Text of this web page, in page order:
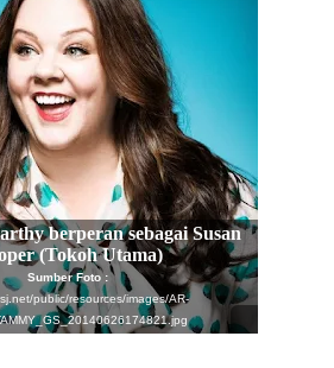
berperan sebagai Susan
(Tokoh Utama)
Sumber Foto :
public/resources/images/AR-